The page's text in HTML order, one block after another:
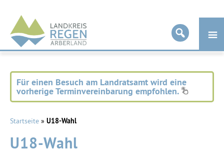
Landkreis
Regen
Für einen Besuch am Landratsamt wird eine
vorherige Terminvereinbarung empfohlen.
Startseite » U18-Wahl
U18-Wahl